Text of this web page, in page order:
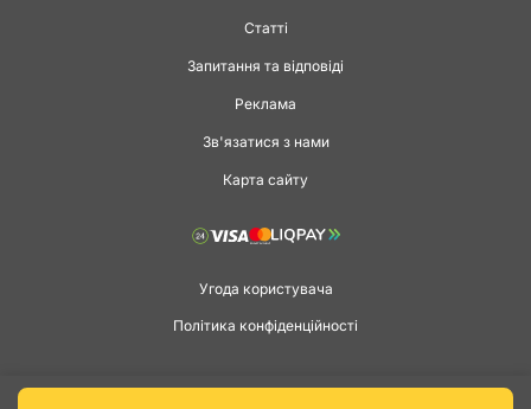
Статті
Запитання та відповіді
Реклама
Зв'язатися з нами
Карта сайту
Угода користувача
Політика конфіденційності